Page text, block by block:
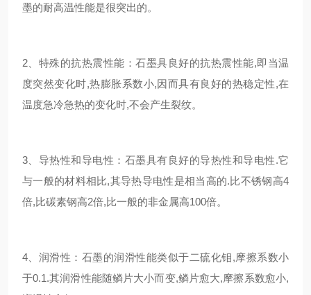
墨的耐高温性能是很突出的。
2、特殊的抗热震性能：石墨具良好的抗热震性能,即当温
度突然变化时,热膨胀系数小,因而具有良好的热稳定性,在
温度急冷急热的变化时,不会产生裂纹。
3、导热性和导电性：石墨具有良好的导热性和导电性.它
与一般的材料相比,其导热导电性是相当高的.比不锈钢高4
倍,比碳素钢高2倍,比一般的非金属高100倍。
4、润滑性：石墨的润滑性能类似于二硫化钼,摩擦系数小
于0.1.其润滑性能随鳞片大小而变,鳞片愈大,摩擦系数愈小,